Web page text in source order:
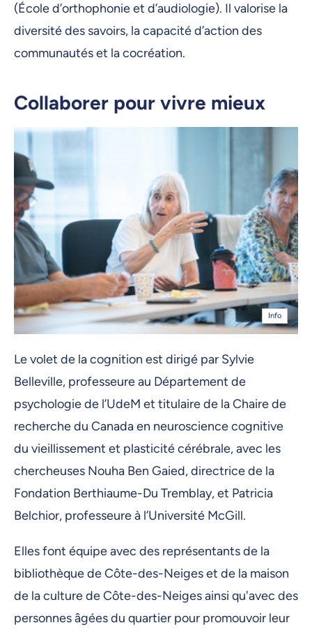
(École d’orthophonie et d’audiologie). Il valorise la
diversité des savoirs, la capacité d’action des
communautés et la cocréation.
Collaborer pour vivre mieux
Info
Le volet de la cognition est dirigé par Sylvie
Belleville, professeure au Département de
psychologie de l’UdeM et titulaire de la Chaire de
recherche du Canada en neuroscience cognitive
du vieillissement et plasticité cérébrale, avec les
chercheuses Nouha Ben Gaied, directrice de la
Fondation Berthiaume-Du Tremblay, et Patricia
Belchior, professeure à l’Université McGill.
Elles font équipe avec des représentants de la
bibliothèque de Côte-des-Neiges et de la maison
de la culture de Côte-des-Neiges ainsi qu'avec des
personnes âgées du quartier pour promouvoir leur